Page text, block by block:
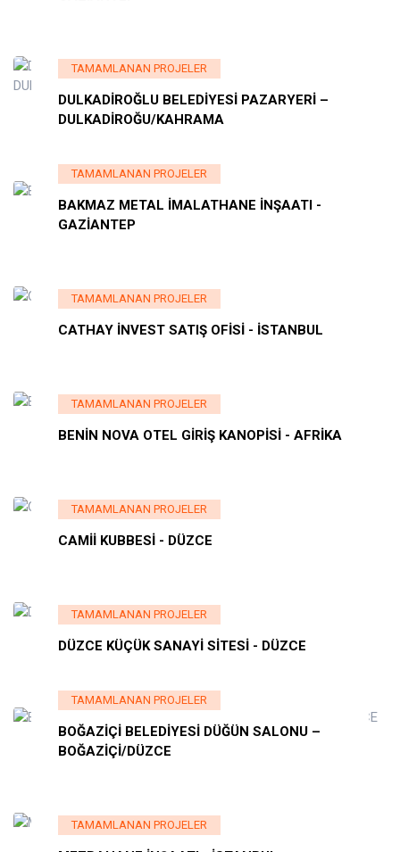
TAMAMLANAN PROJELER
DULKADİROĞLU BELEDİYESİ PAZARYERİ –
DULKADİROĞU/KAHRAMA
TAMAMLANAN PROJELER
BAKMAZ METAL İMALATHANE İNŞAATI -
GAZİANTEP
TAMAMLANAN PROJELER
CATHAY İNVEST SATIŞ OFİSİ - İSTANBUL
TAMAMLANAN PROJELER
BENİN NOVA OTEL GİRİŞ KANOPİSİ - AFRİKA
TAMAMLANAN PROJELER
CAMİİ KUBBESİ - DÜZCE
TAMAMLANAN PROJELER
DÜZCE KÜÇÜK SANAYİ SİTESİ - DÜZCE
TAMAMLANAN PROJELER
BOĞAZİÇİ BELEDİYESİ DÜĞÜN SALONU –
BOĞAZİÇİ/DÜZCE
TAMAMLANAN PROJELER